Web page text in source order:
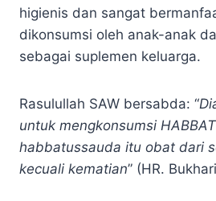
higienis dan sangat
dikonsumsi oleh anak-anak
sebagai suplemen keluarga.
Rasulullah SAW bersabda: “
untuk mengkonsumsi
habbatussauda itu obat dari
kecuali kematian” (HR.